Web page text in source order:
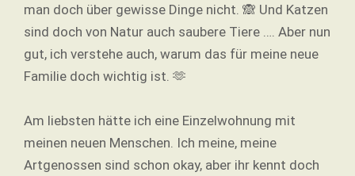
man doch über gewisse Dinge nicht. 🙈 Und Katzen
sind doch von Natur auch saubere Tiere …. Aber nun
gut, ich verstehe auch, warum das für meine neue
Familie doch wichtig ist. 🫶
Am liebsten hätte ich eine Einzelwohnung mit
meinen neuen Menschen. Ich meine, meine
Artgenossen sind schon okay, aber ihr kennt doch